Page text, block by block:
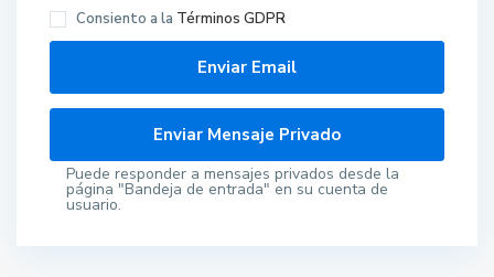
Consiento a la Términos GDPR
Puede responder a mensajes privados desde la
página "Bandeja de entrada" en su cuenta de
usuario.